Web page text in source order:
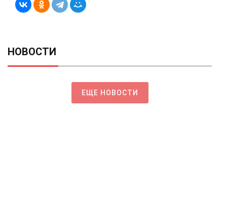
НОВОСТИ
ЕЩЕ НОВОСТИ